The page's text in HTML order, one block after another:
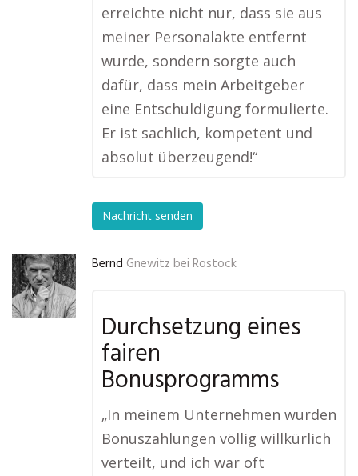
erreichte nicht nur, dass sie aus
meiner Personalakte entfernt
wurde, sondern sorgte auch
dafür, dass mein Arbeitgeber
eine Entschuldigung formulierte.
Er ist sachlich, kompetent und
absolut überzeugend!“
Nachricht senden
Bernd Gnewitz bei Rostock
Durchsetzung eines
fairen
Bonusprogramms
„In meinem Unternehmen wurden
Bonuszahlungen völlig willkürlich
verteilt, und ich war oft